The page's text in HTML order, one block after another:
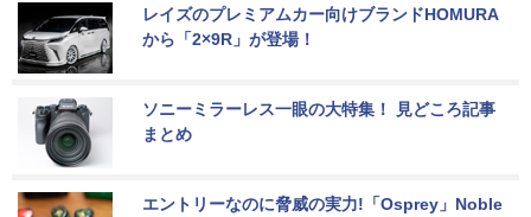
レイズのプレミアムカー向けブランドHOMURA
から「2×9R」が登場！
ソニーミラーレス一眼の大特集！ 見どころ記事
まとめ
エントリーなのに脅威の実力!「Osprey」Noble